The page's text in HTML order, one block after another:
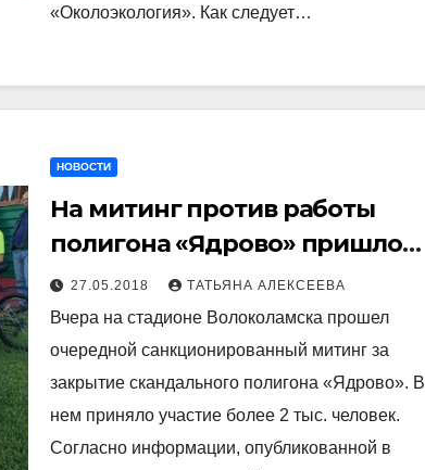
«Околоэкология». Как следует…
НОВОСТИ
На митинг против работы
полигона «Ядрово» пришло 2
тыс. человек. Итоги акции
27.05.2018 ТАТЬЯНА АЛЕКСЕЕВА
Вчера на стадионе Волоколамска прошел
очередной санкционированный митинг за
закрытие скандального полигона «Ядрово». В
нем приняло участие более 2 тыс. человек.
Согласно информации, опубликованной в